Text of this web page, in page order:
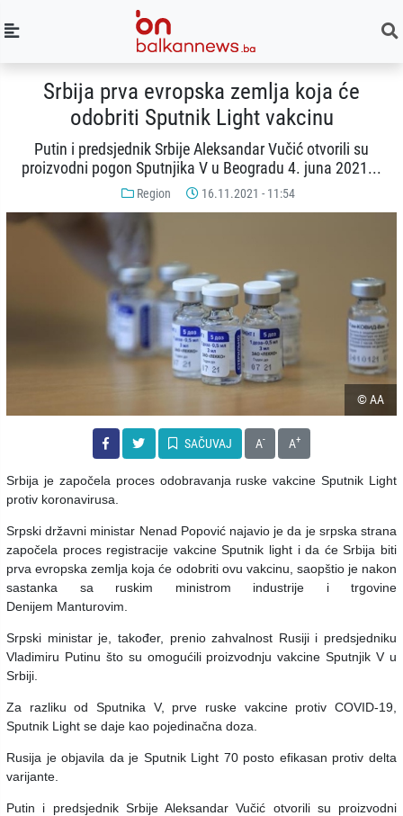
Srbija prva evropska zemlja koja će
odobriti Sputnik Light vakcinu
Putin i predsjednik Srbije Aleksandar Vučić otvorili su
proizvodni pogon Sputnjika V u Beogradu 4. juna 2021...
Region 16.11.2021 - 11:54
© AA
SAČUVAJ A- A+
Srbija je započela proces odobravanja ruske vakcine Sputnik Light
protiv koronavirusa.
Srpski državni ministar Nenad Popović najavio je da je srpska strana
započela proces registracije vakcine Sputnik light i da će Srbija biti
prva evropska zemlja koja će odobriti ovu vakcinu, saopštio je nakon
sastanka sa ruskim ministrom industrije i trgovine
Denijem Manturovim.
Srpski ministar je, također, prenio zahvalnost Rusiji i predsjedniku
Vladimiru Putinu što su omogućili proizvodnju vakcine Sputnjik V u
Srbiji.
Za razliku od Sputnika V, prve ruske vakcine protiv COVID-19,
Sputnik Light se daje kao pojedinačna doza.
Rusija je objavila da je Sputnik Light 70 posto efikasan protiv delta
varijante.
Putin i predsjednik Srbije Aleksandar Vučić otvorili su proizvodni